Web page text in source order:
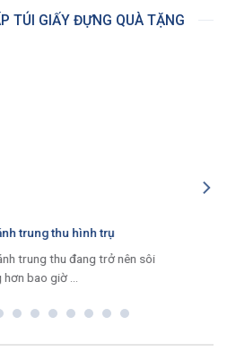
TÚI GIẤY ĐỰNG QUÀ TẶNG
trung thu hình trụ
trung thu đang trở nên sôi
bao giờ ...